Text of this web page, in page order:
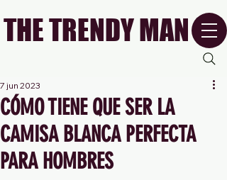
THE TRENDY MAN
CÓMO TIENE QUE SER LA
CAMISA BLANCA PERFECTA
PARA HOMBRES
7 jun 2023